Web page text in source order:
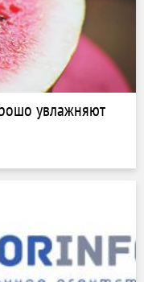
увлажняют